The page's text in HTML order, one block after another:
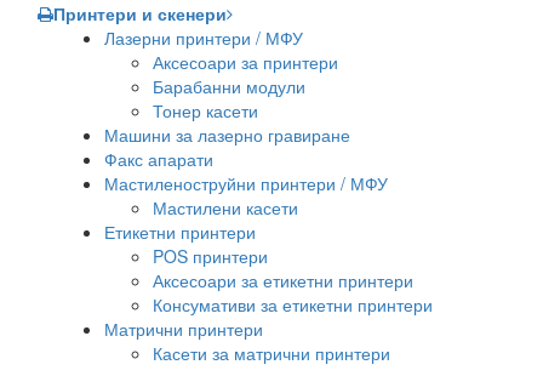
Принтери и скенери
Лазерни принтери / МФУ
Аксесоари за принтери
Барабанни модули
Тонер касети
Машини за лазерно гравиране
Факс апарати
Мастиленоструйни принтери / МФУ
Мастилени касети
Етикетни принтери
POS принтери
Аксесоари за етикетни принтери
Консумативи за етикетни принтери
Матрични принтери
Касети за матрични принтери